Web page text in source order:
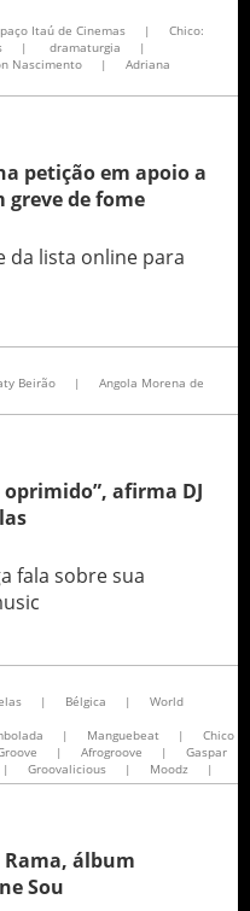
Itaú de Cinemas |
Chico:
| dramaturgia
|
Nascimento |
Adriana
petição em apoio a
greve de fome
da lista online para
Beirão |
Angola Morena de
afirma DJ
fala sobre sua
| Bélgica |
World
| Manguebeat |
Chico
| Afrogroove |
Gaspar
| Groovalicious | Moodz |
álbum
Sou